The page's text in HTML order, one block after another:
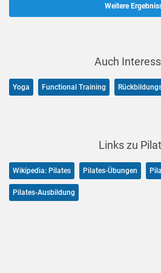
Weitere
Auch
Yoga Functional Training
Links zu
Wikipedia: Pilates Pilates-Übungen
Pilates-Ausbildung